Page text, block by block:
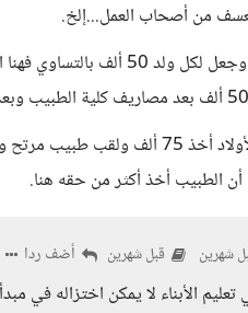
من أصحاب العمل...إلخ.
لو الأب عادل وجعل لكل
فيكون أحد الأولاد أخذ 75
الطبيب أخذ أكثر من حقه هنا.
شهرين قبل شهرين أضف ردا
تعليم الأبناء لا يمكن اختزاله في